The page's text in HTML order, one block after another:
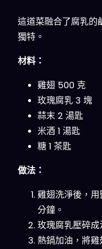
這道菜融合了腐乳的
獨特。
材料：
雞翅 500 克
玫瑰腐乳 3 塊
蒜末 2 湯匙
米酒 1 湯匙
糖 1 茶匙
做法：
雞翅洗淨後，
分鐘。
玫瑰腐乳壓碎成
熱鍋加油，將雞